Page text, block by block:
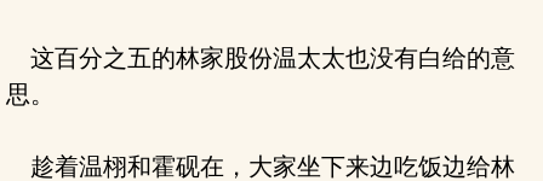
这百分之五的林家股份温太太也没有白给的意
思。
趁着温栩和霍砚在，大家坐下来边吃饭边给林